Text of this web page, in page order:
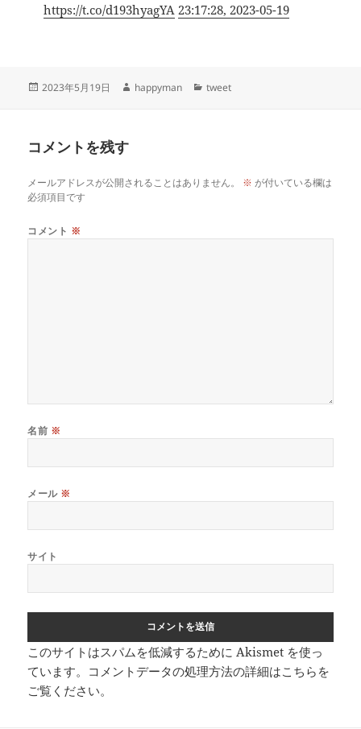
https://t.co/d193hyagYA 23:17:28, 2023-05-19
投
2023年5月19日
作
happyman
カ
tweet
コメントを残す
メールアドレスが公開されることはありません。 ※ が付いている欄は
必須項目です
コメント ※
名前 ※
メール ※
サイト
このサイトはスパムを低減するために Akismet を使っ
ています。 コメントデータの処理方法の詳細はこちらを
ご覧ください。